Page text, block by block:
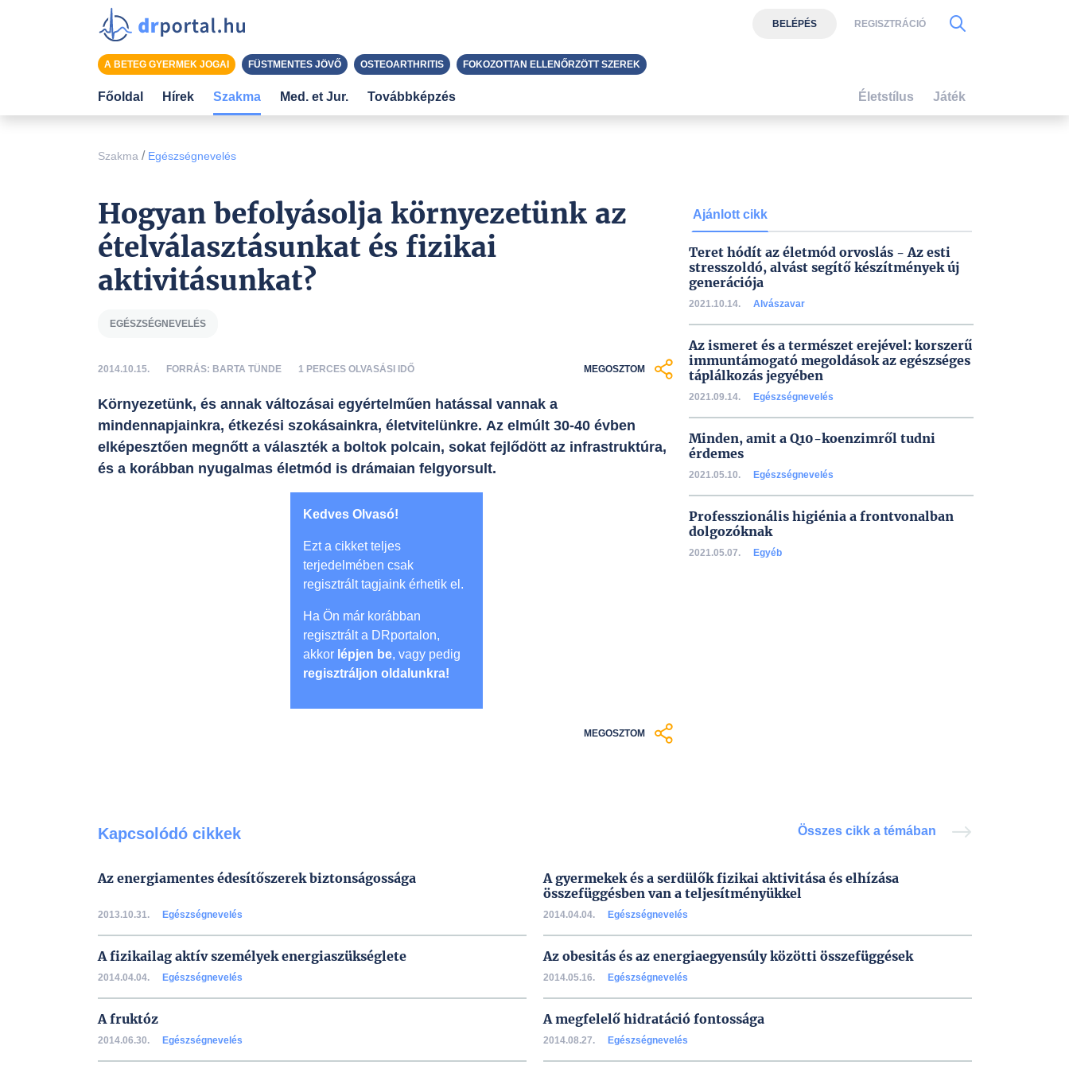
Szakma / Egészségnevelés
Hogyan befolyásolja környezetünk az
ételválasztásunkat és fizikai
aktivitásunkat?
EGÉSZSÉGNEVELÉS
2014.10.15. FORRÁS: BARTA TÜNDE 1 PERCES OLVASÁSI IDŐ MEGOSZTOM
Környezetünk, és annak változásai egyértelműen hatással vannak a
mindennapjainkra, étkezési szokásainkra, életvitelünkre. Az elmúlt 30-40 évben
elképesztően megnőtt a választék a boltok polcain, sokat fejlődött az infrastruktúra,
és a korábban nyugalmas életmód is drámaian felgyorsult.
Kedves Olvasó!
Ezt a cikket teljes
terjedelmében csak
regisztrált tagjaink érhetik el.
Ha Ön már korábban
regisztrált a DRportalon,
akkor lépjen be, vagy pedig
regisztráljon oldalunkra!
MEGOSZTOM
Ajánlott cikk
Teret hódít az életmód orvoslás - Az esti
stresszoldó, alvást segítő készítmények új
generációja
2021.10.14. Alvászavar
Az ismeret és a természet erejével: korszerű
immuntámogató megoldások az egészséges
táplálkozás jegyében
2021.09.14. Egészségnevelés
Minden, amit a Q10-koenzimről tudni
érdemes
2021.05.10. Egészségnevelés
Professzionális higiénia a frontvonalban
dolgozóknak
2021.05.07. Egyéb
Kapcsolódó cikkek Összes cikk a témában
Az energiamentes édesítőszerek biztonságossága
2013.10.31. Egészségnevelés
A gyermekek és a serdülők fizikai aktivitása és elhízása
összefüggésben van a teljesítményükkel
2014.04.04. Egészségnevelés
A fizikailag aktív személyek energiaszükséglete
2014.04.04. Egészségnevelés
Az obesitás és az energiaegyensúly közötti összefüggések
2014.05.16. Egészségnevelés
A fruktóz
2014.06.30. Egészségnevelés
A megfelelő hidratáció fontossága
2014.08.27. Egészségnevelés
BELÉPÉS REGISZTRÁCIÓ
A BETEG GYERMEK JOGAI FÜSTMENTES JÖVŐ OSTEOARTHRITIS FOKOZOTTAN ELLENŐRZÖTT SZEREK
Főoldal Hírek Szakma Med. et Jur. Továbbképzés Életstílus Játék